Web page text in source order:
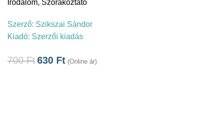
Irodalom, Szórakoztató
Szerző: Szikszai Sándor
Kiadó: Szerzői kiadás
700Ft630 Ft (Online ár)